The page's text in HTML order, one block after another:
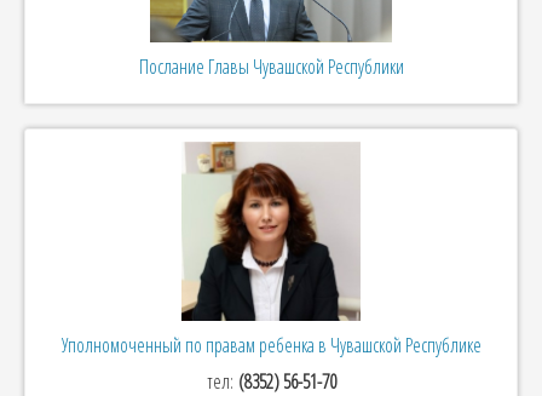
Послание Главы Чувашской Республики
Уполномоченный по правам ребенка в Чувашской Республике
тел: (8352) 56-51-70